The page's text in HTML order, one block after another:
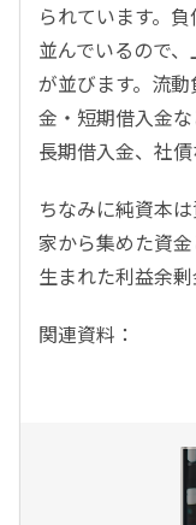
られています。
並んでいるので
が並びます。流
金・短期借入金
長期借入金、社債
ちなみに純資本
家から集めた資
生まれた利益余剰
関連資料：